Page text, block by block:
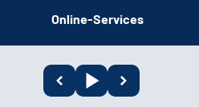
Online-Services